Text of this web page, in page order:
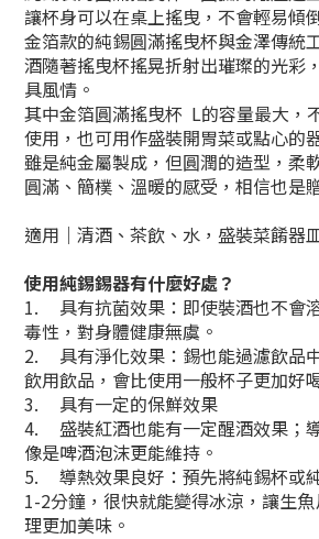
讓杯身可以在桌上搖曳，不會輕易傾
金箔款的純錫圓滿搖曳杯與金澤傳統
酒隨著搖曳杯搖晃折射出璀璨的光彩
具風情。
其中金箔圓滿搖曳杯 L的容量最大，
使用，也可用作盛裝開胃菜或點心的
雖是純金屬製成，但圓潤的造型，柔
圓滿、簡樸、溫暖的感受，相信也是
適用｜清酒、茶飲、水，盛裝菜餚器
使用純錫錫器有什麼好處？
1.
具有抗菌效果：即使裝酒也不會
毒性，對身體健康無虞。
2.
具有淨化效果：錫也能過濾飲品
飲用飲品，會比使用一般杯子更加好
3.
具有一定的保鮮效果
4.
盛裝紅酒也能有一定醒酒效果；
像是啤酒泡沫更能維持。
5.
導熱效果良好：預先將純錫杯或
1-2分鐘，很快就能變得冰涼，讓生
理更加美味。